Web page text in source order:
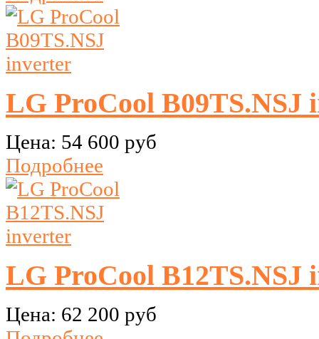
LG ProCool B09TS.NSJ
Цена: 54 600 руб
Подробнее
LG ProCool B12TS.NSJ
Цена: 62 200 руб